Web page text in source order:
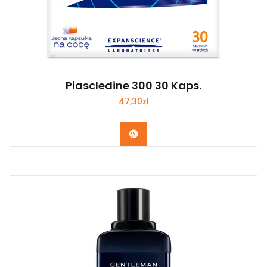
Piascledine 300 30 Kaps.
47,30zł
Zobacz